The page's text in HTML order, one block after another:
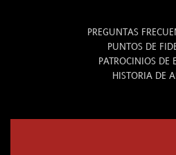
PREGUNTAS
PUNTOS DE
PATROCINIOS DE
HISTORIA DE